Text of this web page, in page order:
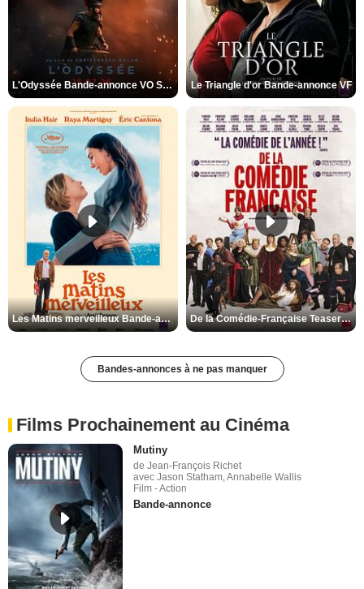
L'Odyssée Bande-annonce VO STFR Le Triangle d'or Bande-annonce VF
Les Matins merveilleux Bande-annonce VF De la Comédie-Française Teaser VF
Bandes-annonces à ne pas manquer
Films Prochainement au Cinéma
Mutiny
de Jean-François Richet
avec Jason Statham, Annabelle Wallis
Film - Action
Bande-annonce